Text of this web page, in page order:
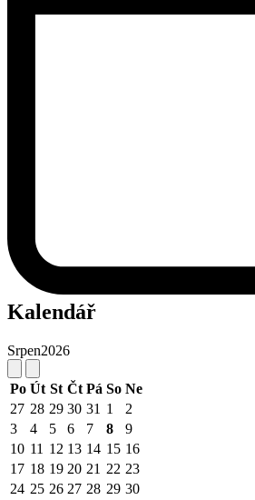
Kalendář
Srpen2026
Po Út St Čt Pá So Ne
27 28 29 30 31 1
2
3
4 5 6 7 8
9
10 11 12 13 14 15 16
17 18 19 20 21 22 23
24 25 26 27 28 29 30